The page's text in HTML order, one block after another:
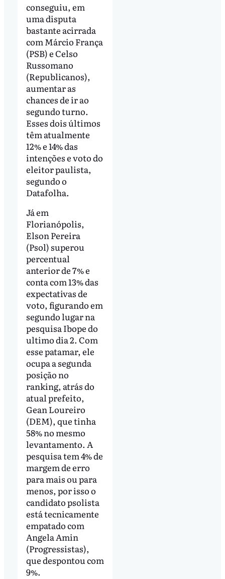
conseguiu, em
uma disputa
bastante acirrada
com Márcio França
(PSB) e Celso
Russomano
(Republicanos),
aumentar as
chances de ir ao
segundo turno.
Esses dois últimos
têm atualmente
12% e 14% das
intenções e voto do
eleitor paulista,
segundo o
Datafolha.
Já em
Florianópolis,
Elson Pereira
(Psol) superou
percentual
anterior de 7% e
conta com 13% das
expectativas de
voto, figurando em
segundo lugar na
pesquisa Ibope do
ultimo dia 2. Com
esse patamar, ele
ocupa a segunda
posição no
ranking, atrás do
atual prefeito,
Gean Loureiro
(DEM), que tinha
58% no mesmo
levantamento. A
pesquisa tem 4% de
margem de erro
para mais ou para
menos, por isso o
candidato psolista
está tecnicamente
empatado com
Angela Amin
(Progressistas),
que despontou com
9%.